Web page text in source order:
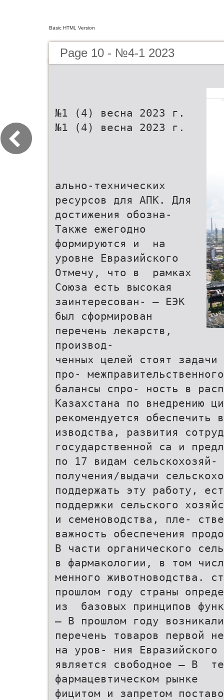
Basic HTML Version
Page 10 - №4-1 2023
№1 (4) весна 2023 г.
№1 (4) весна 2023 г.
ально-технических
ресурсов для АПК. Для
достижения обозна-
Также ежегодно
формируются и на
уровне Евразийского
Отмечу, что в рамках
Союза есть высокая
заинтересован- — ЕЭК
был сформирован
перечень лекарств,
производ-
ченных целей стоят задачи
про-
балансы спро- ность в
Казахстана по внедрению
рекомендуется
изводства, развития
государственной са и
по 17 видам
получения/выдачи
поддержать эту работу,
поддержки сельского
и семеноводства, пле-
важность обеспечения
В части органического
в фармакологии, в том
менного животноводства.
прошлом году страны
из базовых принципов
— В прошлом году
перечень товаров первой
на уров- ния Евразийского
является свободное — В
фармацевтическом рынке
фицитом и запретом